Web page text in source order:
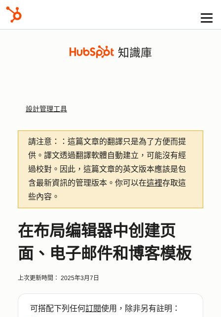
知識庫
設計管理工具
請注意：
：這篇文章的翻譯只是為了方便而提
供。譯文透過翻譯軟體自動建立，可能沒有經
過校對。因此，這篇文章的英文版本應該是包
含最新資訊的管理版本。你可以在這裡存取這
些內容。
在布局编辑器中创建页
面、电子邮件和博客模板
上次更新時間： 2025年3月7日
可搭配下列任何訂閱使用，除非另有註明：